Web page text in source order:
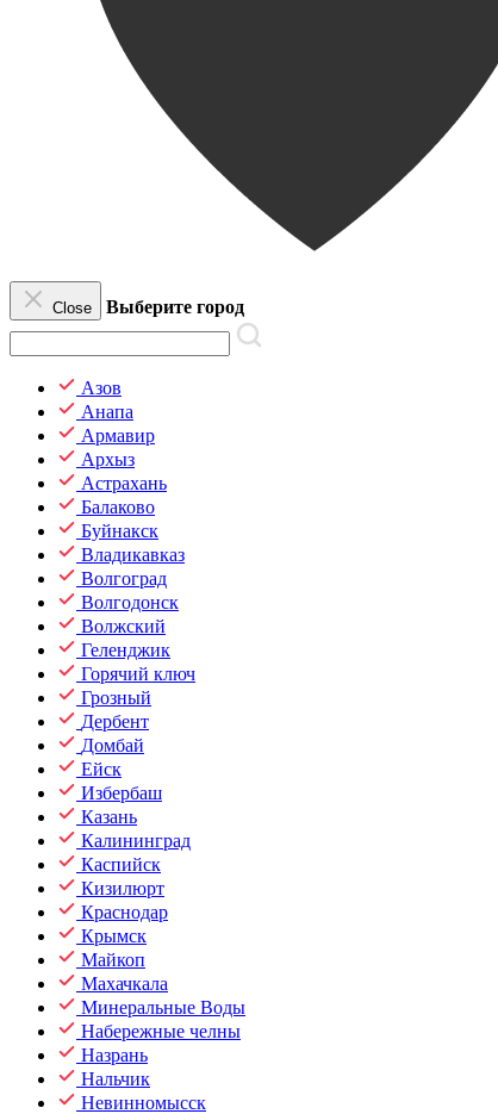
Close Выберите город
Азов
Анапа
Армавир
Архыз
Астрахань
Балаково
Буйнакск
Владикавказ
Волгоград
Волгодонск
Волжский
Геленджик
Горячий ключ
Грозный
Дербент
Домбай
Ейск
Избербаш
Казань
Калининград
Каспийск
Кизилюрт
Краснодар
Крымск
Майкоп
Махачкала
Минеральные Воды
Набережные челны
Назрань
Нальчик
Невинномысск